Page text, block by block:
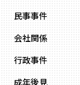
民事事件
会社関係
行政事件
成年後見